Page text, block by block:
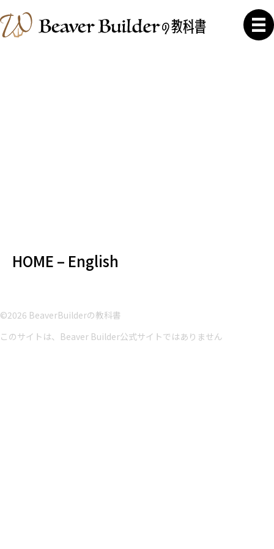
HOME – English
©2026 BeaverBuilderの教科書
このサイトは、Beaver Builder公式サイトではありません